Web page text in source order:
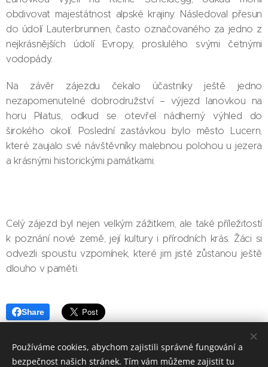
obdivovat majestátnost alpské krajiny. Následoval přesun
do údolí Lauterbrunnen, často označovaného za jedno z
nejkrásnějších údolí Evropy, proslulého svými četnými
vodopády.
Na závěr zájezdu čekalo účastníky ještě jedno
nezapomenutelné dobrodružství – výjezd lanovkou na
horu Pilatus, odkud se otevřel nádherný výhled do
širokého okolí. Poslední zastávkou bylo město Lucern,
které zaujalo své návštěvníky malebnou polohou u jezera
a krásnými historickými památkami.
Celý zájezd byl nejen velkým zážitkem, ale také příležitostí
k poznání nové země, její kultury i přírodních krás. Žáci si
odvezli spoustu vzpomínek, které jim jistě zůstanou ještě
dlouho v paměti.
Share
Používáme cookies, abychom zajistili správné fungování a
bezpečnost našich stránek. Tím vám můžeme zajistit tu